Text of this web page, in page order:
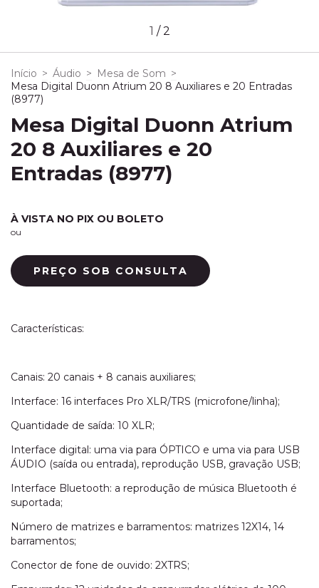
1 /2
Início > Áudio > Mesa de Som >
Mesa Digital Duonn Atrium 20 8 Auxiliares e 20 Entradas
(8977)
Mesa Digital Duonn Atrium
20 8 Auxiliares e 20
Entradas (8977)
À VISTA NO PIX OU BOLETO
ou
Características:
Canais: 20 canais + 8 canais auxiliares;
Interface: 16 interfaces Pro XLR/TRS (microfone/linha);
Quantidade de saída: 10 XLR;
Interface digital: uma via para ÓPTICO e uma via para USB
ÁUDIO (saída ou entrada), reprodução USB, gravação USB;
Interface Bluetooth: a reprodução de música Bluetooth é
suportada;
Número de matrizes e barramentos: matrizes 12X14, 14
barramentos;
Conector de fone de ouvido: 2XTRS;